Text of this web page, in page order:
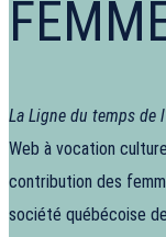
La Ligne du temps de
Web à vocation
contribution des
société québécoise